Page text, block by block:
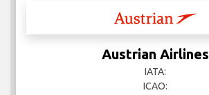
Austrian Airlines
IATA:
ICAO: